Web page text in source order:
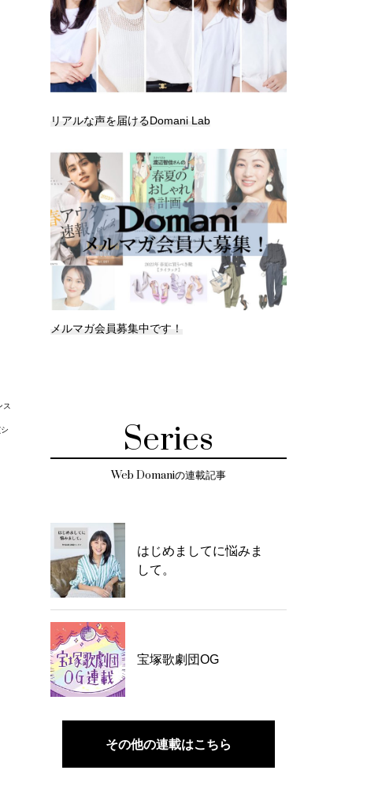
ス
リアルな声を届けるDomani Lab
メルマガ会員募集中です！
Series
Web Domaniの連載記事
はじめましてに悩みま
して。
宝塚歌劇団OG
その他の連載はこちら